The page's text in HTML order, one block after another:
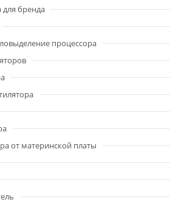
для бренда
процессора
от материнской платы